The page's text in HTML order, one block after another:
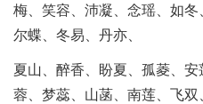
梅、笑容、沛凝、念瑶、如冬
尔蝶、冬易、丹亦、
夏山、醉香、盼夏、孤菱、
蓉、梦蕊、山菡、南莲、飞双